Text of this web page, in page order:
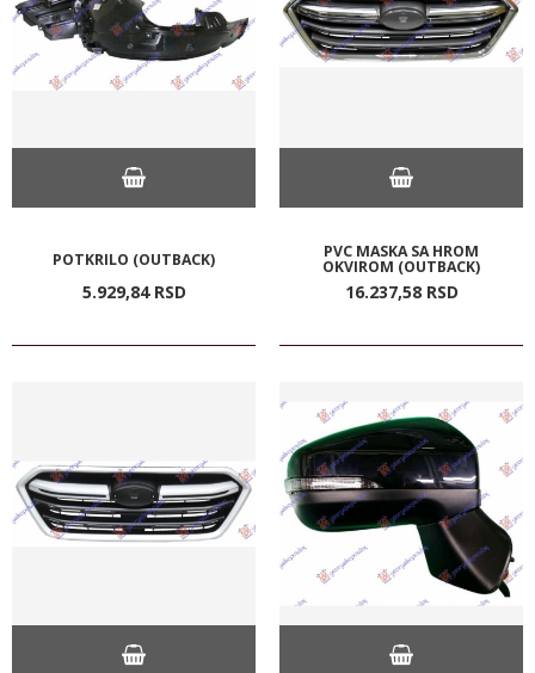
POTKRILO (OUTBACK)
5.929,84 RSD
PVC MASKA SA HROM
OKVIROM (OUTBACK)
16.237,58 RSD